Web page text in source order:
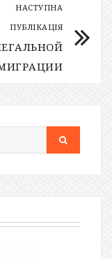
НАСТУПНА
ПУБЛІКАЦІЯ